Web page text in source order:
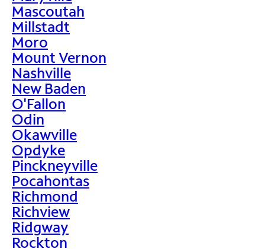
Mascoutah
Millstadt
Moro
Mount Vernon
Nashville
New Baden
O'Fallon
Odin
Okawville
Opdyke
Pinckneyville
Pocahontas
Richmond
Richview
Ridgway
Rockton